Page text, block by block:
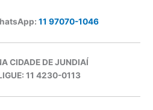
11 97070-1046
CIDADE DE JUNDIAÍ
11 4230-0113